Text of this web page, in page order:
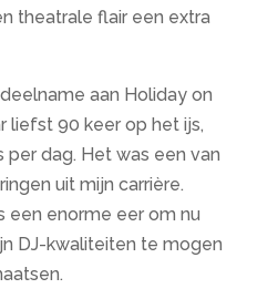
theatrale flair een extra
aan Holiday on
liefst 90 keer op het ijs,
per dag. Het was een van
uit mijn carrière.
een enorme eer om nu
DJ-kwaliteiten te mogen